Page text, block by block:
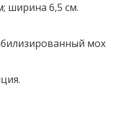
ширина 6,5 см.
мох